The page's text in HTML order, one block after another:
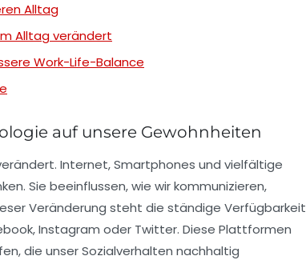
Alltag
Alltag verändert
Work-Life-Balance
auf unsere Gewohnheiten
Internet, Smartphones und vielfältige
Sie beeinflussen, wie wir kommunizieren,
Veränderung steht die ständige Verfügbarkeit
Instagram oder Twitter. Diese Plattformen
die unser Sozialverhalten nachhaltig